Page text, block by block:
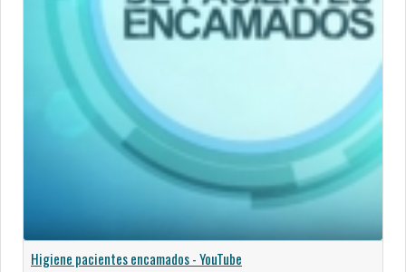
Higiene pacientes encamados - YouTube